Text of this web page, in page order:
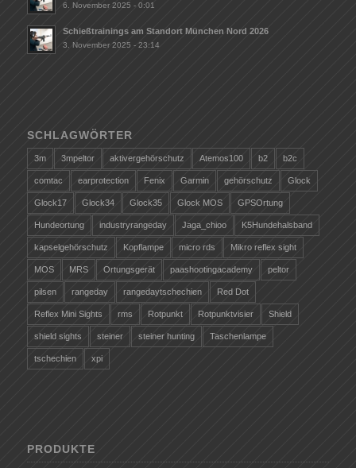
6. November 2025 - 0:01
Schießtrainings am Standort München Nord 2026
3. November 2025 - 23:14
SCHLAGWÖRTER
3m 3mpeltor aktivergehörschutz Atemos100 b2 b2c
comtac earprotection Fenix Garmin gehörschutz Glock
Glock17 Glock34 Glock35 Glock MOS GPSOrtung
Hundeortung industryrangeday Jaga_chioo K5Hundehalsband
kapselgehörschutz Kopflampe micro rds Mikro reflex sight
MOS MRS Ortungsgerät paashootingacademy peltor
pilsen rangeday rangedaytschechien Red Dot
Reflex Mini Sights rms Rotpunkt Rotpunktvisier Shield
shield sights steiner steiner hunting Taschenlampe
tschechien xpi
PRODUKTE